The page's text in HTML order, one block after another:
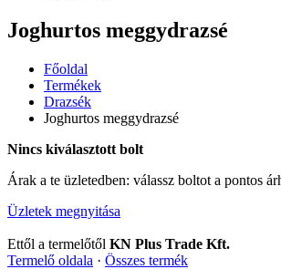
Joghurtos meggydrazsé
Főoldal
Termékek
Drazsék
Joghurtos meggydrazsé
Nincs kiválasztott bolt
Árak a te üzletedben: válassz boltot a pontos
Üzletek megnyitása
Ettől a termelőtől KN Plus Trade Kft.
Termelő oldala · Összes termék